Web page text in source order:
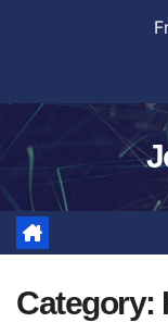
Category: